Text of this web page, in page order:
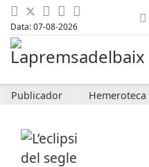
Data: 07-08-2026
Publicador Hemeroteca